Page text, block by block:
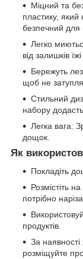
Міцний та
пластику,
безпечний для
Легко
від залишків
Бережуть
щоб не
Стильний
набору
Легка вага:
дощок.
Як
Покладіть
Розмістіть
потрібно
продуктів.
За
розміщуйте